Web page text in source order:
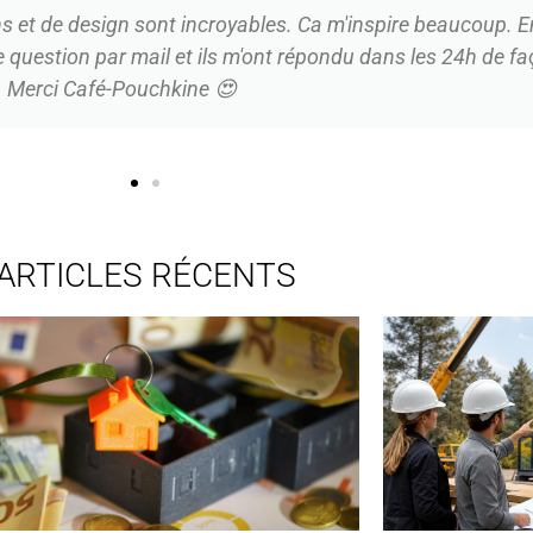
je cherche l'inspiration sur le web et Café-Pouchkine
régulièrement sur des articles très instructifs et je
enrichissant les débats.
RÉCENTS